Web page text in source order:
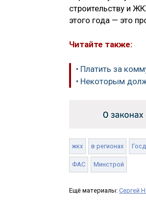
строительству и
этого года — это
Читайте также:
• Платить за
• Некоторым
жкх в регионах
ФАС Минстрой
Ещё материалы: Сергей